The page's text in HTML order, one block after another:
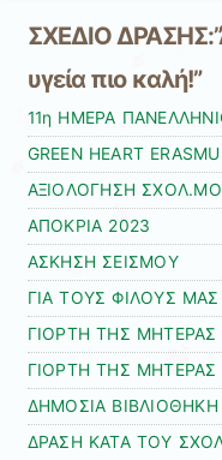
ΣΧΕΔΙΟ
υγεία πιο καλή!”
11η ΗΜΕΡΑ
GREEN HEART
ΑΞΙΟΛΟΓΗΣΗ
ΑΠΟΚΡΙΑ 2023
ΑΣΚΗΣΗ ΣΕΙΣΜΟΥ
ΓΙΑ ΤΟΥΣ ΦΙΛΟΥΣ
ΓΙΟΡΤΗ ΤΗΣ ΜΗΤΕΡΑΣ
ΓΙΟΡΤΗ ΤΗΣ ΜΗΤΕΡΑΣ
ΔΗΜΟΣΙΑ
ΔΡΑΣΗ ΚΑΤΑ ΤΟΥ